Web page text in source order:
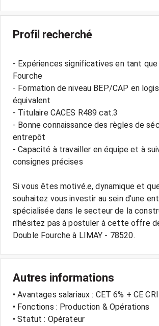
Profil recherché
- Expériences significatives en tant
Fourche
- Formation de niveau BEP/CAP en
équivalent
- Titulaire CACES R489 cat.3
- Bonne connaissance des règles de
entrepôt
- Capacité à travailler en équipe et à
consignes précises
Si vous êtes motivé.e, dynamique et
souhaitez vous investir au sein d'une
spécialisée dans le secteur de la
n'hésitez pas à postuler à cette offre
Autres informations
• Avantages salariaux : CET 6% + CE
• Fonctions : Production & Opérations
• Statut : Opérateur